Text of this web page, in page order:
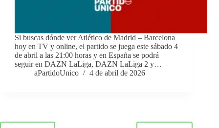
Si buscas dónde ver Atlético de Madrid – Barcelona
hoy en TV y online, el partido se juega este sábado 4
de abril a las 21:00 horas y en España se podrá
seguir en DAZN LaLiga, DAZN LaLiga 2 y…
aPartidoUnico
4 de abril de 2026